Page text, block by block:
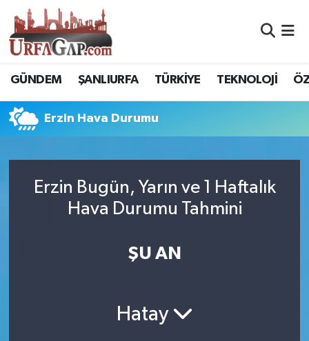
GÜNDEM ŞANLIURFA TÜRKİYE TEKNOLOJİ
Erzin Hava Durumu
Erzin Bugün, Yarın ve 1 Haftalık
Hava Durumu Tahmini
ŞU AN
Hatay
Nöbetçi Eczaneler
Hava Durumu
Namaz Vakitleri
Trafik Durumu
Süper Lig Puan Durumu ve Fikstür
Son Dakika Haberleri